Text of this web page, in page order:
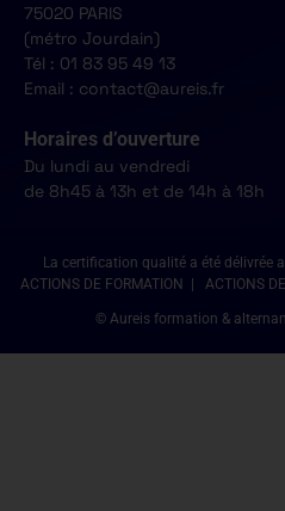
75020 PARIS
(métro Jourdain)
Tél : 01 83 95 49 13
Email : contact@aureis.fr
Horaires d’ouverture
Du lundi au vendredi
de 8h45 à 13h et de 14h à 18h
La certification qualité a été délivrée
ACTIONS DE FORMATION | ACTIONS
© Aureis formation &